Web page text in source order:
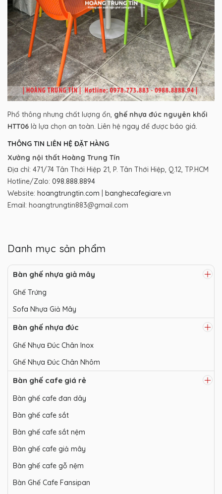
Phổ thông nhưng chất lượng ổn, ghế nhựa đúc nguyên khối
HTT06 là lựa chọn an toàn. Liên hệ ngay để được báo giá.
THÔNG TIN LIÊN HỆ ĐẶT HÀNG
Xưởng nội thất Hoàng Trung Tín
Địa chỉ: 471/74 Tân Thới Hiệp 21, P. Tân Thới Hiệp, Q.12, TP.HCM
Hotline/Zalo: 098.888.8894
Website: hoangtrungtin.com
banghecafegiare.vn
Email: hoangtrungtin883@gmail.com
Danh mục sản phẩm
Bàn ghế nhựa giả mây
Ghế Trứng
Sofa Nhựa Giả Mây
Bàn ghế nhựa đúc
Ghế Nhựa Đúc Chân Inox
Ghế Nhựa Đúc Chân Nhôm
Bàn ghế cafe giá rẻ
Bàn ghế cafe đan dây
Bàn ghế cafe sắt
Bàn ghế cafe sắt nệm
Bàn ghế cafe giả mây
Bàn ghế cafe gỗ nệm
Bàn Ghế Cafe Fansipan